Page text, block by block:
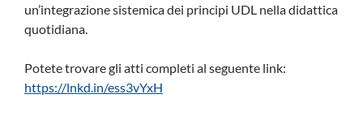
un’integrazione sistemica dei principi UDL nella didattica
quotidiana.
Potete trovare gli atti completi al seguente link:
https://lnkd.in/ess3vYxH